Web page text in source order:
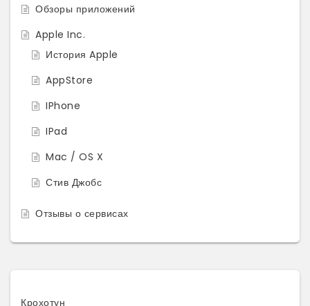
Обзоры приложений
Apple Inc.
История Apple
AppStore
IPhone
IPad
Mac / OS X
Стив Джобс
Отзывы о сервисах
Крохотун